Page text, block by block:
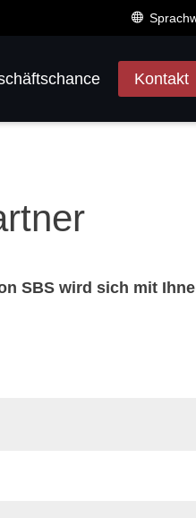
Kontakt
SBS wird sich mit